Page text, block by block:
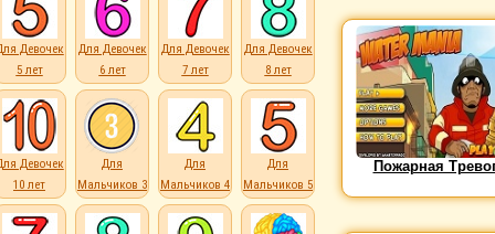
Девочек
5 лет
Для Девочек
6 лет
Для Девочек
7 лет
Для Девочек
8 лет
Девочек
10 лет
Для
Мальчиков 3
лет
Для
Мальчиков 4
лет
Для
Мальчиков 5
лет
Пожарная